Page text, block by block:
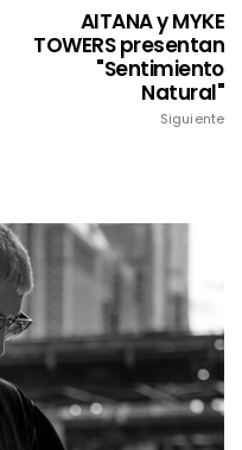
AITANA y MYKE
TOWERS presentan
"Sentimiento
Natural"
Siguiente